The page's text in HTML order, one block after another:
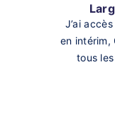
J’ai
en intérim,
tous